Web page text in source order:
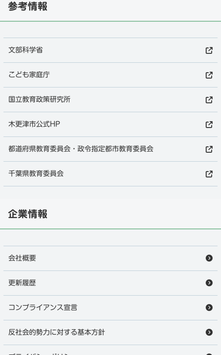
参考情報
文部科学省
こども家庭庁
国立教育政策研究所
木更津市公式HP
都道府県教育委員会・政令指定都市教育委員会
千葉県教育委員会
企業情報
会社概要
更新履歴
コンプライアンス宣言
反社会的勢力に対する基本方針